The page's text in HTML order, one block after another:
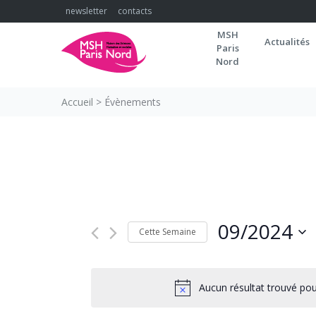
to
newsletter contacts
MSH
Paris
Nord
Actualités
Accueil > Évènements
Aucun résultat trouvé
Cette Semaine 09/2024
date